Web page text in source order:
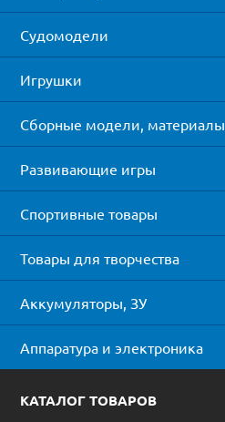
Судомодели
Игрушки
Сборные модели, материалы
Развивающие игры
Спортивные товары
Товары для творчества
Аккумуляторы, ЗУ
Аппаратура и электроника
КАТАЛОГ ТОВАРОВ